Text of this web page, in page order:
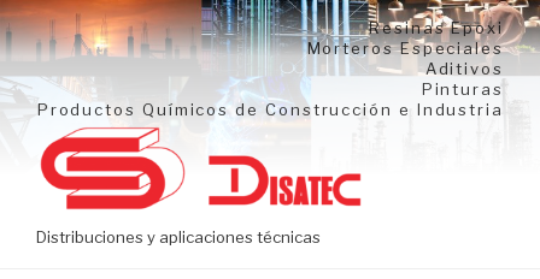
Ir
al
contenido
Resinas Epoxi
Morteros Especiales
Aditivos
Pinturas
Productos Químicos de Construcción e Industria
Distribuciones y aplicaciones técnicas